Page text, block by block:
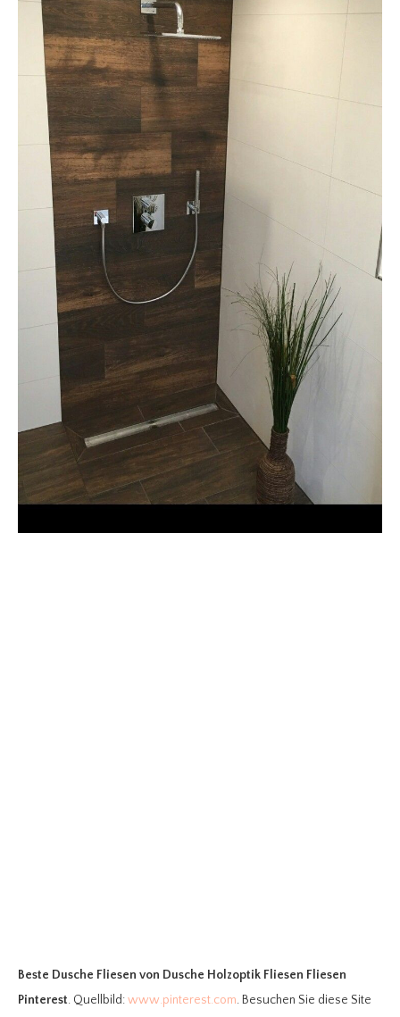
Beste Dusche Fliesen von Dusche Holzoptik Fliesen Fliesen
Pinterest. Quellbild:www.pinterest.com. Besuchen Sie diese Site